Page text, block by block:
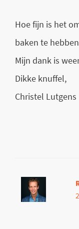
Hoe fijn is het
baken te
Mijn dank is
Dikke knuffel,
Christel Lutgens